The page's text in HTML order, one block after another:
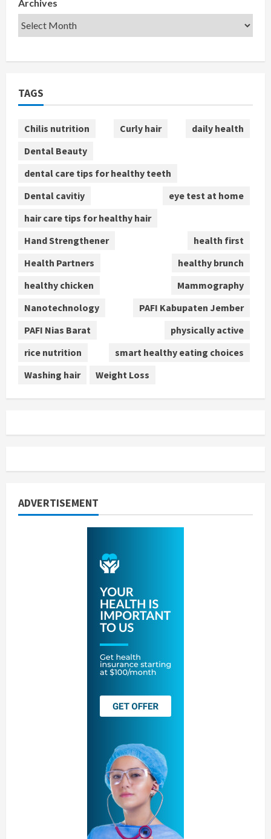
Archives
TAGS
Chilis nutrition Curly hair
daily health
Dental Beauty
dental care tips for healthy teeth
Dental cavitiy
eye test at home
hair care tips for healthy hair
Hand Strengthener
health first
Health Partners
healthy brunch
healthy chicken
Mammography
Nanotechnology
PAFI Kabupaten Jember
PAFI Nias Barat
physically active
rice nutrition
smart healthy eating choices
Washing hair
Weight Loss
ADVERTISEMENT